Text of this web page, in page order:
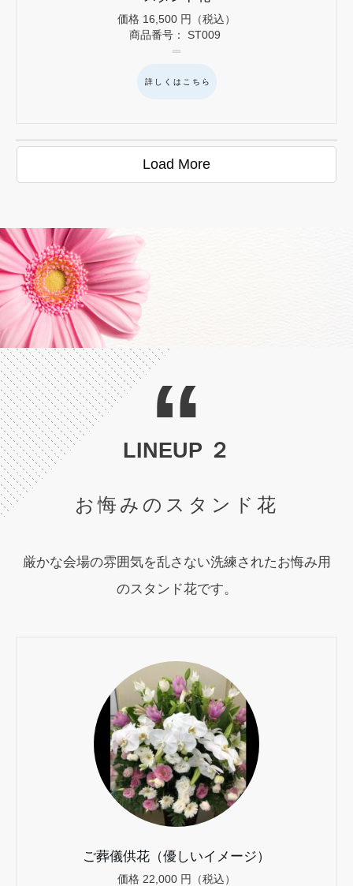
価格 16,500 円（税込）
商品番号： ST009
詳しくはこちら
Load More
“
LINEUP ２
お悔みのスタンド花
厳かな会場の雰囲気を乱さない洗練されたお悔み用
のスタンド花です。
ご葬儀供花（優しいイメージ）
価格 22,000 円（税込）